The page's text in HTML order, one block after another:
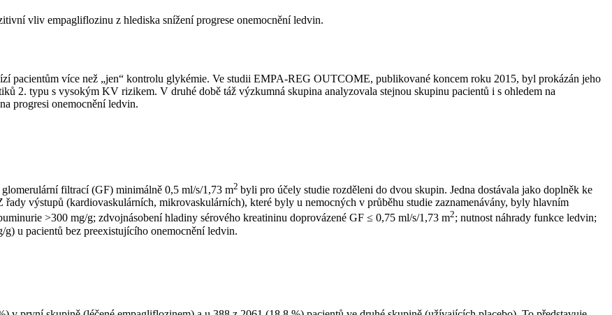
vliv empagliflozinu z hlediska snížení progrese onemocnění ledvin.
pacientům více než „jen“ kontrolu glykémie. Ve studii EMPA-REG OUTCOME, publikované koncem roku 2015, byl prokázán jeho
2. typu s vysokým KV rizikem. V druhé době táž výzkumná skupina analyzovala stejnou skupinu pacientů i s ohledem na
progresi onemocnění ledvin.
filtrací (GF) minimálně 0,5 ml⁠/⁠s⁠/⁠1,73 m2 byli pro účely studie rozděleni do dvou skupin. Jedna dostávala jako doplněk ke
výstupů (kardiovaskulárních, mikrovaskulárních), které byly u nemocných v průběhu studie zaznamenávány, byly hlavním
>300 mg⁠/⁠g; zdvojnásobení hladiny sérového kreatininu doprovázené GF ≤ 0,75 ml⁠/⁠s⁠/⁠1,73 m2; nutnost náhrady funkce ledvin;
u pacientů bez preexistujícího onemocnění ledvin.